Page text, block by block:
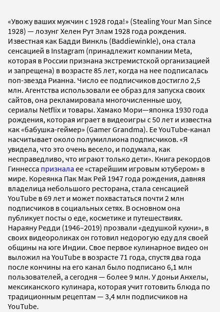
«Увожу ваших мужчин с 1928 года!» (Stealing Your Man Since
1928) — лозунг Хелен Рут Элам 1928 года рождения.
Известная как Бадди Винкль (Baddiewinkle), она стала
сенсацией в Instagram (принадлежит компании Meta,
которая в России признана экстремистской организацией
и запрещена) в возрасте 85 лет, когда на нее подписалась
поп-звезда Рианна. Число ее подписчиков достигло 2,5
млн. Агентства использовали ее образ для запуска своих
сайтов, она рекламировала многочисленные шоу,
сериалы Netflix и товары. Хамако Мори—японка 1930 года
рождения, которая играет в видеоигры с 50 лет и известна
как «бабушка-геймер» (Gamer Grandma). Ее YouTube-канал
насчитывает около полумиллиона подписчиков. «Я
увидела, что это очень весело, и подумала, как
несправедливо, что играют только дети». Книга рекордов
Гиннесса признала ее «старейшим игровым ютубером» в
мире. Кореянка Пак Мак Рей 1947 года рождения, давняя
владелица небольшого ресторана, стала сенсацией
YouTube в 69 лет и может похвастаться почти 2 млн
подписчиков в социальных сетях. В основном она
публикует посты о еде, косметике и путешествиях.
Нараяну Редди (1946–2019) прозвали «дедушкой кухни», в
своих видеороликах он готовил недорогую еду для своей
общины на юге Индии. Свое первое кулинарное видео он
выложил на YouTube в возрасте 71 года, спустя два года
после кончины на его канал было подписано 6,1 млн
пользователей, а сегодня — более 9 млн. У доньи Анхелы,
мексиканского кулинара, которая учит готовить блюда по
традиционным рецептам — 3,4 млн подписчиков на
YouTube.